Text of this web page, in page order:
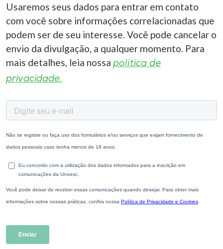
Usaremos seus dados para entrar em contato
com você sobre informações correlacionadas que
podem ser de seu interesse. Você pode cancelar o
envio da divulgação, a qualquer momento. Para
mais detalhes, leia nossa política de
privacidade.